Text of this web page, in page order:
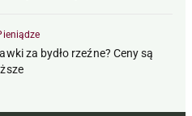
za bydło rzeźne? Ceny są